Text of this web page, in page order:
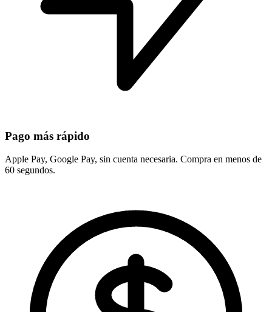
Pago más rápido
Apple Pay, Google Pay, sin cuenta necesaria. Compra en menos de
60 segundos.